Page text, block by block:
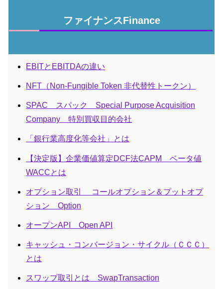
ファイナンスFinance
EBITとEBITDAの違い
NFT（Non-Fungible Token 非代替性トークン）
SPAC スパック Special Purpose Acquisition
Company 特別買収目的会社
「銀行業高度化等会社」とは
【決定版】企業価値算定DCF法CAPM ベータ値
WACCとは
オプション取引 コールオプション＆プットオプ
ション Option
オープンAPI Open API
キャッシュ・コンバージョン・サイクル（ＣＣＣ）
とは
スワップ取引とは SwapTransaction